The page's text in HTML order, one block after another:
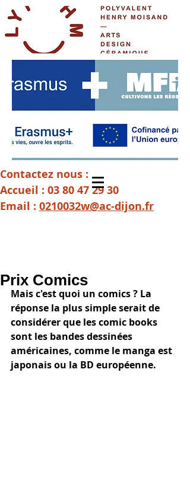
Contactez nous :
Accueil : 03 80 47 29 30
Email : 0210032w@ac-dijon.fr
Prix Comics
Mais c'est quoi un comics ? La
réponse la plus simple serait de
considérer que les comic books
sont les bandes dessinées
américaines, comme le manga est
japonais ou la BD européenne.